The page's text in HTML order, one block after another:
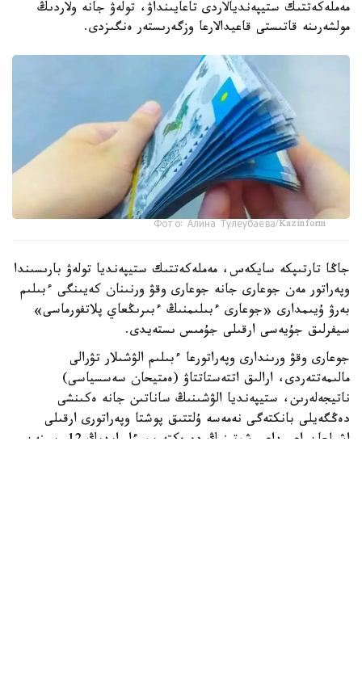
مەملەكەتتىك ستيپەنديالاردى تاعايىنداۋ، تولەۋ جانە ولاردىڭ
مولشەرىنە قاتىستى قاعيدالارعا وزگەرىستەر ەنگىزدى.
Фото: Алина Тулеубаева/Kazinform
جاڭا تارتىپكە سايكەس، مەملەكەتتىك ستيپەنديا تولەۋ بارىسىندا
وپەراتور مەن جوعارى جانە جوعارى وقۋ ورنىنان كەيىنگى ءبىلىم
بەرۋ ۇيىمدارى «جوعارى ءبىلىمنىڭ ءبىرىڭعاي پلاتفورماسى»
سيفرلىق جۇيەسى ارقىلى جۇمىس ىستەيدى.
جوعارى وقۋ ورىندارى وپەراتورعا ءبىلىم الۋشىلار تۋرالى
مالىمەتتەردى، ارالىق اتتەستاتتاۋ (ەمتيحان سەسسياسى)
ناتيجەلەرىن، ستيپەنديا الۋشىنىڭ ساناتىن جانە ەكىنشى
دەڭگەيلى بانكتەگى نەمەسە ۇلتتىق پوشتا وپەراتورى ارقىلى
اشىلعان اعىمداعى شوتىنىڭ دەرەكتەرىن ءار ايدىڭ 12-سىنەن